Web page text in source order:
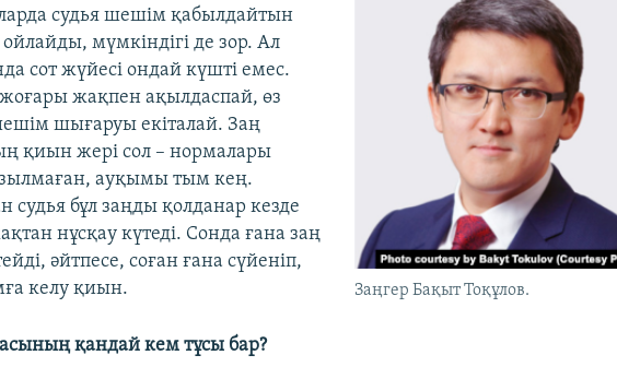
Заңгер Бақыт Тоқұлов.
судья шешім қабылдайтын
мүмкіндігі де зор. Ал
сот жүйесі ондай күшті емес.
жақпен ақылдаспай, өз
шығаруы екіталай. Заң
қиын жері сол – нормалары
ауқымы тым кең.
судья бұл заңды қолданар кезде
нұсқау күтеді. Сонда ғана заң
әйтпесе, соған ғана сүйеніп,
келу қиын.
қандай кем тұсы бар?